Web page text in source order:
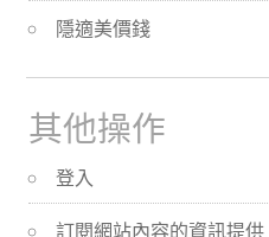
隱適美價錢
其他操作
登入
訂閱網站內容的資訊提供